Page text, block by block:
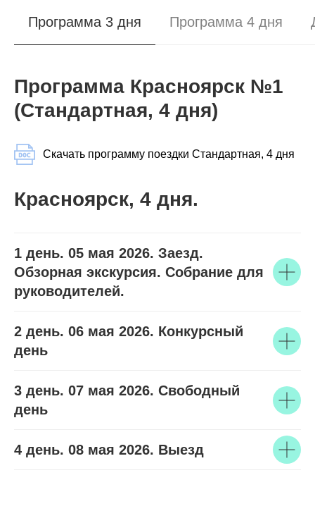
Программа 3 дня Программа 4 дня
Программа Красноярск №1
(Стандартная, 4 дня)
Скачать программу поездки Стандартная, 4 дня
Красноярск, 4 дня.
1 день. 05 мая 2026. Заезд.
Обзорная экскурсия. Собрание для
руководителей.
2 день. 06 мая 2026. Конкурсный
день
3 день. 07 мая 2026. Свободный
день
4 день. 08 мая 2026. Выезд